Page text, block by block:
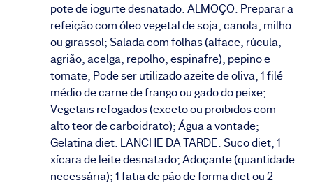
pote de iogurte desnatado. ALMOÇO: Preparar a
refeição com óleo vegetal de soja, canola, milho
ou girassol; Salada com folhas (alface, rúcula,
agrião, acelga, repolho, espinafre), pepino e
tomate; Pode ser utilizado azeite de oliva; 1 filé
médio de carne de frango ou gado do peixe;
Vegetais refogados (exceto ou proibidos com
alto teor de carboidrato); Água a vontade;
Gelatina diet. LANCHE DA TARDE: Suco diet; 1
xícara de leite desnatado; Adoçante (quantidade
necessária); 1 fatia de pão de forma diet ou 2